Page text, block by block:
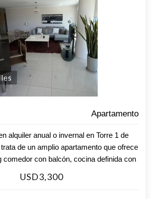
Apartamento
alquiler anual o invernal en Torre 1 de
de un amplio apartamento que ofrece
comedor con balcón, cocina definida con
posee excelentes amenities, tales como:
USD3,300